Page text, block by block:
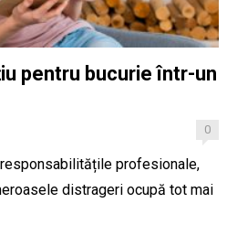
pentru bucurie într-un
0
profesionale,
distrageri ocupă tot mai